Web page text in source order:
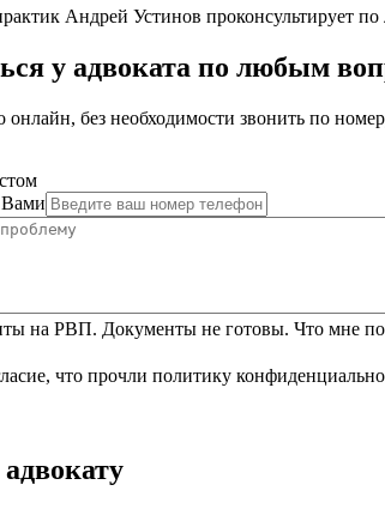
Андрей Устинов проконсультирует
у адвоката по любым
онлайн, без необходимости звонить по
Вами
на РВП. Документы не готовы. Что мне
что прочли политику